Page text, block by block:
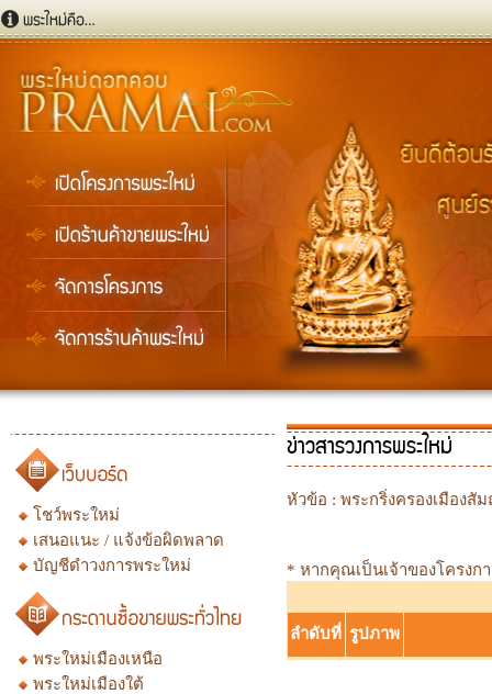
โชว์พระใหม่
เสนอแนะ / แจ้งข้อผิดพลาด
บัญชีดำวงการพระใหม่
พระใหม่เมืองเหนือ
พระใหม่เมืองใต้
ข่าวสารวงการพระใหม่
หัวข้อ : พระกริ่งครองเมืองสั
* หากคุณเป็นเจ้าของโครงก
ลำดับที่ รูปภาพ